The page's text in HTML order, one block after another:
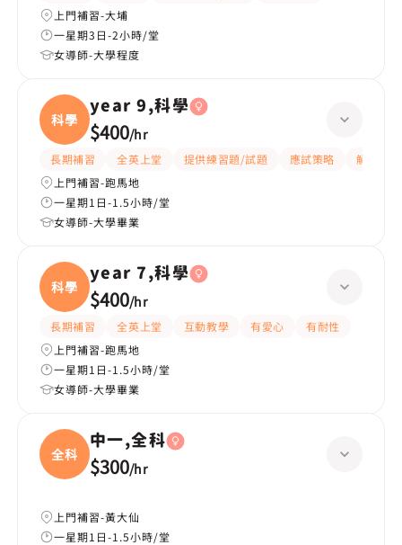
上門補習-大埔
一星期3日-2小時/堂
女導師-大學程度
科學
year 9,科學
$400/hr
長期補習 全英上堂 提供練習題/試題 應試策略
解題思路
上門補習-跑馬地
一星期1日-1.5小時/堂
女導師-大學畢業
科學
year 7,科學
$400/hr
長期補習 全英上堂 互動教學 有愛心
有耐性
上門補習-跑馬地
一星期1日-1.5小時/堂
女導師-大學畢業
全科
中一,全科
$300/hr
上門補習-黃大仙
一星期1日-1.5小時/堂